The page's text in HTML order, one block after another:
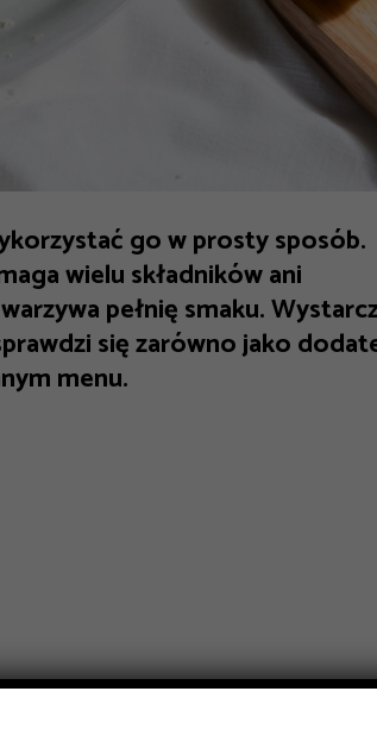
go w prosty sposób.
wielu składników ani
pełnię smaku.
się zarówno jako
menu.